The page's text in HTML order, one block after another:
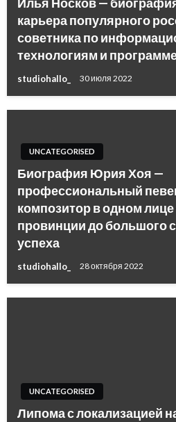
карьера популярного
советника по
технологиям и
studiohallo_ 30 июля 2022
UNCATEGORISED
Биография Юрия Хоя —
профессиональный
композитор в одном
провинции до большого
успеха
studiohallo_ 28 октября 2022
UNCATEGORISED
Липома с локализацией